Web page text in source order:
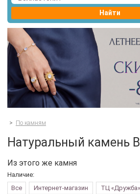
Найти
> По камням
Натуральный камень
Из этого же камня
Наличие:
Все
Интернет-магазин ТЦ «Дружба»